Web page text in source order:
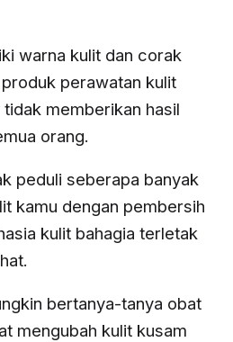
warna kulit dan corak
perawatan kulit
memberikan hasil
orang.
peduli seberapa banyak
kamu dengan pembersih
kulit bahagia terletak
bertanya-tanya obat
mengubah kulit kusam